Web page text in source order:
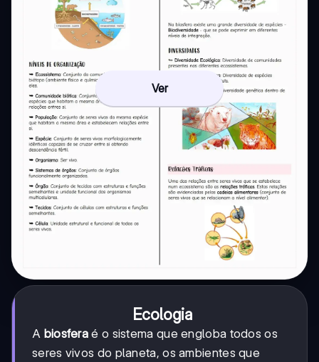
Ver
Ecologia
A biosfera é o sistema que engloba todos os
seres vivos do planeta, os ambientes que